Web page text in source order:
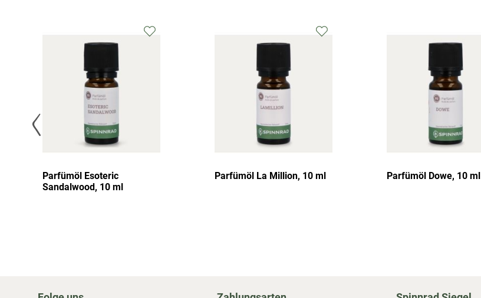
Parfümöl Esoteric
Sandalwood, 10 ml
Parfümöl La Million, 10 ml Parfümöl Dowe, 10 ml